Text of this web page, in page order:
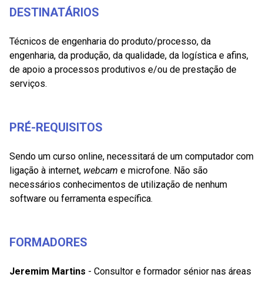
DESTINATÁRIOS
Técnicos de engenharia do produto/processo, da
engenharia, da produção, da qualidade, da logística e afins,
de apoio a processos produtivos e/ou de prestação de
serviços.
PRÉ-REQUISITOS
Sendo um curso online, necessitará de um computador com
ligação à internet, webcam e microfone. Não são
necessários conhecimentos de utilização de nenhum
software ou ferramenta específica.
FORMADORES
Jeremim Martins - Consultor e formador sénior nas áreas